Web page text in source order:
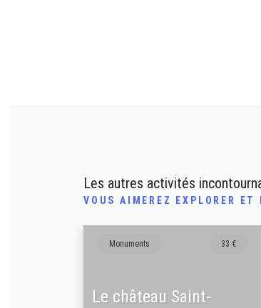
Les autres activités
VOUS AIMEREZ EXPLORER ET
Le château Saint-
Monuments 33 €